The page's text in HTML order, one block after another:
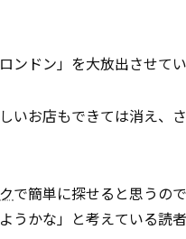
ンドン」を大放出させてい
いお店もできては消え、
で簡単に探せると思うの
かな」と考えている読